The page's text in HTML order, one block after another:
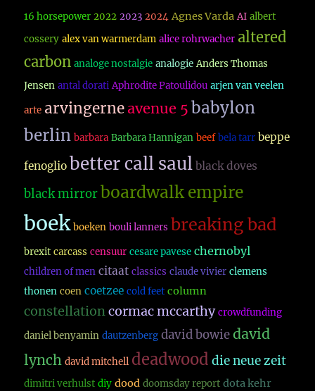
16 horsepower 2022 2023 2024 Agnes Varda AI albert
cossery alex van warmerdam alice rohrwacher altered
carbon analoge nostalgie analogie Anders Thomas
Jensen antal dorati Aphrodite Patoulidou arjen van veelen
arte arvingerne avenue 5 babylon
berlin barbara Barbara Hannigan beef bela tarr beppe
fenoglio better call saul black doves
black mirror boardwalk empire
boek boeken bouli lanners breaking bad
brexit carcass censuur cesare pavese chernobyl
children of men citaat classics claude vivier clemens
thonen coen coetzee cold feet column
constellationcormac mccarthy crowdfunding
daniel benyamin dautzenberg david bowie david
lynch david mitchell deadwood die neue zeit
dimitri verhulst diy dood doomsday report dota kehr